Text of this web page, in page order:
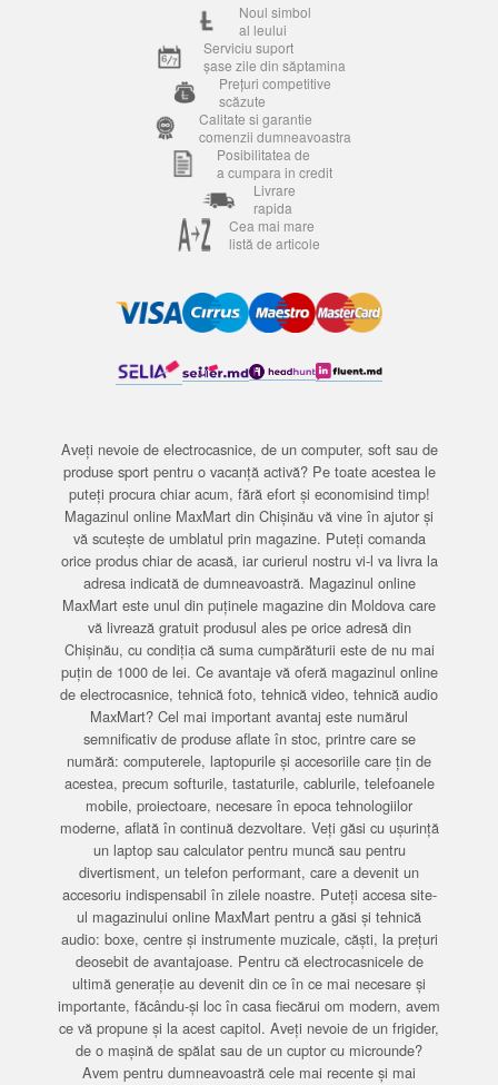
Noul simbol
al leului
Serviciu suport
șase zile din săptamina
Prețuri competitive
scăzute
Calitate si garantie
comenzii dumneavoastra
Posibilitatea de
a cumpara in credit
Livrare
rapida
Cea mai mare
listă de articole
Aveți nevoie de electrocasnice, de un computer, soft sau de
produse sport pentru o vacanță activă? Pe toate acestea le
puteți procura chiar acum, fără efort și economisind timp!
Magazinul online MaxMart din Chișinău vă vine în ajutor și
vă scutește de umblatul prin magazine. Puteți comanda
orice produs chiar de acasă, iar curierul nostru vi-l va livra la
adresa indicată de dumneavoastră. Magazinul online
MaxMart este unul din puținele magazine din Moldova care
vă livrează gratuit produsul ales pe orice adresă din
Chișinău, cu condiția că suma cumpărăturii este de nu mai
puțin de 1000 de lei. Ce avantaje vă oferă magazinul online
de electrocasnice, tehnică foto, tehnică video, tehnică audio
MaxMart? Cel mai important avantaj este numărul
semnificativ de produse aflate în stoc, printre care se
numără: computerele, laptopurile și accesoriile care țin de
acestea, precum softurile, tastaturile, cablurile, telefoanele
mobile, proiectoare, necesare în epoca tehnologiilor
moderne, aflată în continuă dezvoltare. Veți găsi cu ușurință
un laptop sau calculator pentru muncă sau pentru
divertisment, un telefon performant, care a devenit un
accesoriu indispensabil în zilele noastre. Puteți accesa site-
ul magazinului online MaxMart pentru a găsi și tehnică
audio: boxe, centre și instrumente muzicale, căști, la prețuri
deosebit de avantajoase. Pentru că electrocasnicele de
ultimă generație au devenit din ce în ce mai necesare și
importante, făcându-și loc în casa fiecărui om modern, avem
ce vă propune și la acest capitol. Aveți nevoie de un frigider,
de o mașină de spălat sau de un cuptor cu microunde?
Avem pentru dumneavoastră cele mai recente și mai